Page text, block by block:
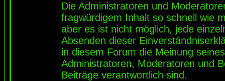
Die Administratoren und
fragwürdigem Inhalt so schnell wie
aber es ist nicht möglich, jede
Absenden dieser
in diesem Forum die Meinung
Administratoren, Moderatoren und
Beiträge verantwortlich sind.